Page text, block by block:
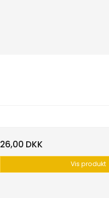
26,00 DKK
Vis produkt